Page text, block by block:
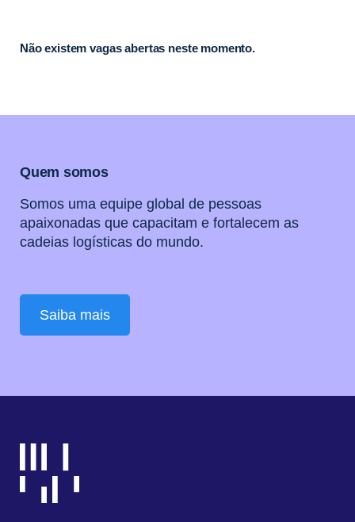
Não existem vagas abertas neste momento.
Quem somos
Somos uma equipe global de pessoas
apaixonadas que capacitam e fortalecem as
cadeias logísticas do mundo.
Saiba mais